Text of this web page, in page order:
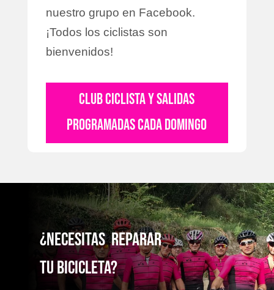
nuestro grupo en Facebook.
¡Todos los ciclistas son
bienvenidos!
CLUB CICLISTA Y SALIDAS
PROGRAMADAS CADA DOMINGO
¿NecesitaS reparaR
TU bicicleta?